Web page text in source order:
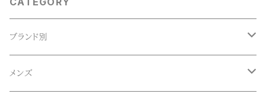
ブランド別
ACE SNKR(エーススニーカー)
メンズ